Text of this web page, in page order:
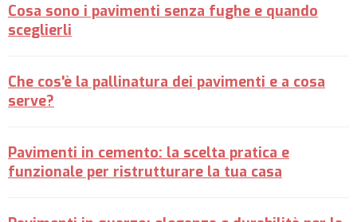
Cosa sono i pavimenti senza fughe e quando
sceglierli
Che cos'è la pallinatura dei pavimenti e a cosa
serve?
Pavimenti in cemento: la scelta pratica e
funzionale per ristrutturare la tua casa